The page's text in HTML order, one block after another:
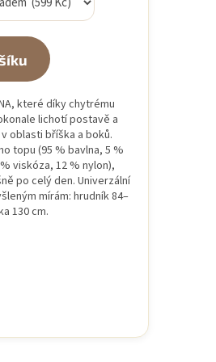
které díky chytrému
lichotí postavě a
oblasti bříška a boků.
topu (95 % bavlna, 5 %
viskóza, 12 % nylon),
po celý den. Univerzální
mírám: hrudník 84–
130 cm.